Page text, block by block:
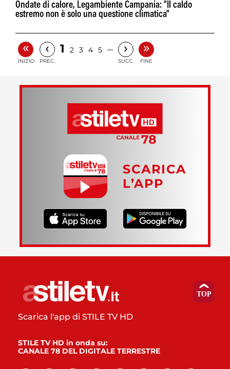
Ondate di calore, Legambiente Campania: "Il caldo
estremo non è solo una questione climatica"
«
INIZIO
‹
PREC.
1 2 3 4 5 … ›
SUCC.
»
FINE
SCARICA
L’APP
Scarica l'app di STILE TV HD
STILE TV HD in onda su:
CANALE 78 DEL DIGITALE TERRESTRE